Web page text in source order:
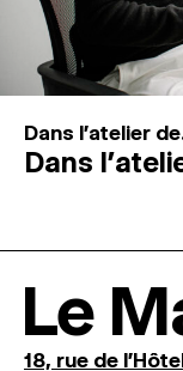
Dans l'atelier
Dans
Le
18, rue de